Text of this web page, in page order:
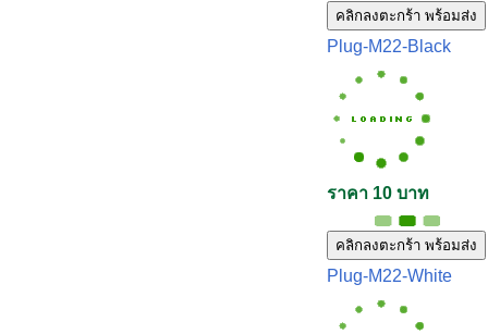
คลิกลงตะกร้า พร้อมส่ง
Plug-M22-Black
ราคา 10 บาท
คลิกลงตะกร้า พร้อมส่ง
Plug-M22-White